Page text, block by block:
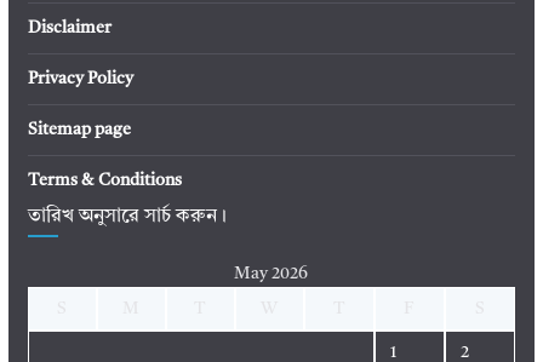
Disclaimer
Privacy Policy
Sitemap page
Terms & Conditions
তারিখ অনুসারে সার্চ করুন।
May 2026
1 2